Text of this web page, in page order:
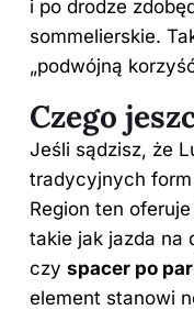
i po drodze
sommelierskie.
„podwójną
Czego
Jeśli sądzisz, że
tradycyjnych
Region ten
takie jak jazda na
czy spacer po
element stanowi